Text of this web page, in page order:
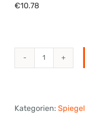
€10.78
Spiegelset
Kategorien: Spiegel